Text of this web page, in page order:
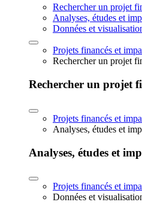
Rechercher un projet
Analyses, études et
Données et
Projets financés et
Rechercher un projet
Rechercher un projet
Projets financés et
Analyses, études et
Analyses, études et
Projets financés et
Données et